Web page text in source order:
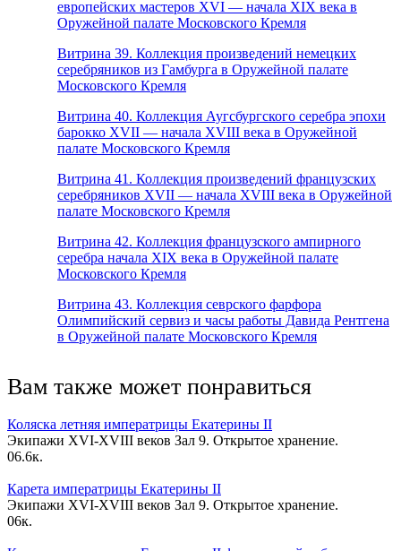
европейских мастеров XVI — начала XIX века в
Оружейной палате Московского Кремля
Витрина 39. Коллекция произведений немецких
серебряников из Гамбурга в Оружейной палате
Московского Кремля
Витрина 40. Коллекция Аугсбургского серебра эпохи
барокко XVII — начала XVIII века в Оружейной
палате Московского Кремля
Витрина 41. Коллекция произведений французских
серебряников XVII — начала XVIII века в Оружейной
палате Московского Кремля
Витрина 42. Коллекция французского ампирного
серебра начала XIX века в Оружейной палате
Московского Кремля
Витрина 43. Коллекция севрского фарфора
Олимпийский сервиз и часы работы Давида Рентгена
в Оружейной палате Московского Кремля
Вам также может понравиться
Коляска летняя императрицы Екатерины II
Экипажи XVI-XVIII веков Зал 9. Открытое хранение.
06.6к.
Карета императрицы Екатерины II
Экипажи XVI-XVIII веков Зал 9. Открытое хранение.
06к.